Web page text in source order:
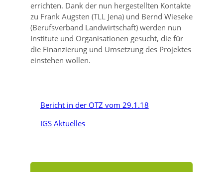
errichten. Dank der nun hergestellten Kontakte
zu Frank Augsten (TLL Jena) und Bernd Wieseke
(Berufsverband Landwirtschaft) werden nun
Institute und Organisationen gesucht, die für
die Finanzierung und Umsetzung des Projektes
einstehen wollen.
Bericht in der OTZ vom 29.1.18
IGS Aktuelles